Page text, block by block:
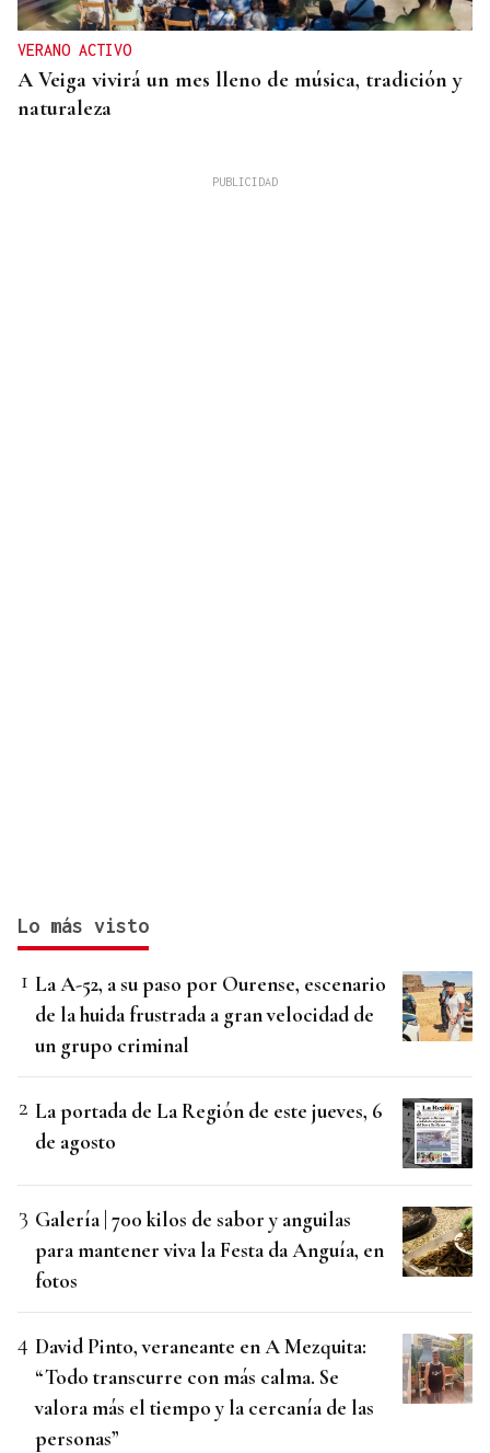
VERANO ACTIVO
A Veiga vivirá un mes lleno de música, tradición y
naturaleza
Lo más visto
La A-52, a su paso por Ourense, escenario
de la huida frustrada a gran velocidad de
un grupo criminal
La portada de La Región de este jueves, 6
de agosto
Galería | 700 kilos de sabor y anguilas
para mantener viva la Festa da Anguía, en
fotos
David Pinto, veraneante en A Mezquita:
“Todo transcurre con más calma. Se
valora más el tiempo y la cercanía de las
personas”